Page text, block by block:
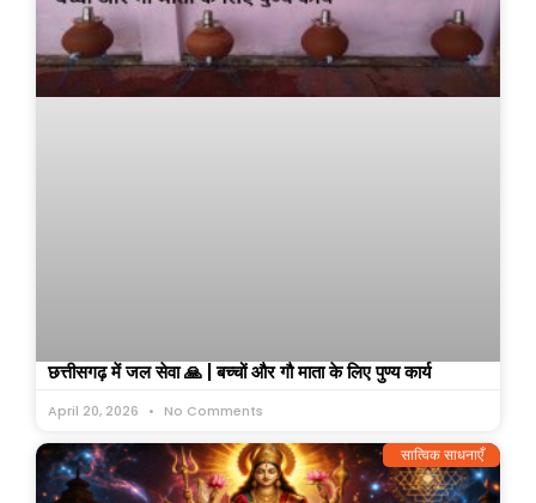
छत्तीसगढ़ में जल सेवा 🙏 | बच्चों और गौ माता के लिए पुण्य कार्य
April 20, 2026 No Comments
सात्विक साधनाएँ